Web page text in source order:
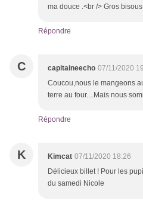
ma douce .<br /> Gros
Répondre
C capitaineecho 07/11/2020
Coucou,nous le mangeons
terre au four....Mais nous
Répondre
K Kimcat 07/11/2020 18:26
Délicieux billet ! Pour les
du samedi Nicole